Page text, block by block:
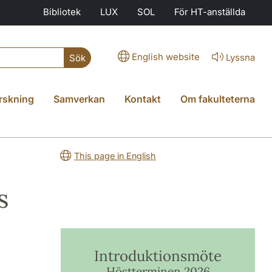
Bibliotek LUX SOL För HT-anställda
Sök English website Lyssna
Samverkan Kontakt Om fakulteterna
This page in English
Introduktionsmöte